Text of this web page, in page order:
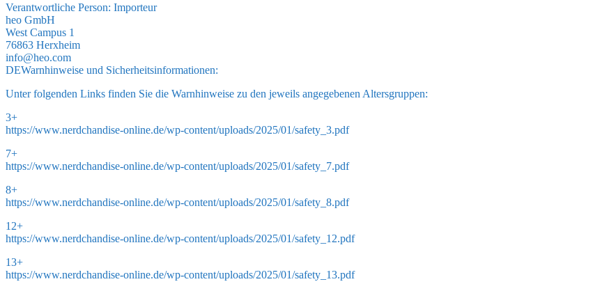
Verantwortliche Person: Importeur
heo GmbH
West Campus 1
76863 Herxheim
info@heo.com
DEWarnhinweise und Sicherheitsinformationen:
Unter folgenden Links finden Sie die Warnhinweise zu den jeweils angegebenen Altersgruppen:
3+
https://www.nerdchandise-online.de/wp-content/uploads/2025/01/safety_3.pdf
7+
https://www.nerdchandise-online.de/wp-content/uploads/2025/01/safety_7.pdf
8+
https://www.nerdchandise-online.de/wp-content/uploads/2025/01/safety_8.pdf
12+
https://www.nerdchandise-online.de/wp-content/uploads/2025/01/safety_12.pdf
13+
https://www.nerdchandise-online.de/wp-content/uploads/2025/01/safety_13.pdf